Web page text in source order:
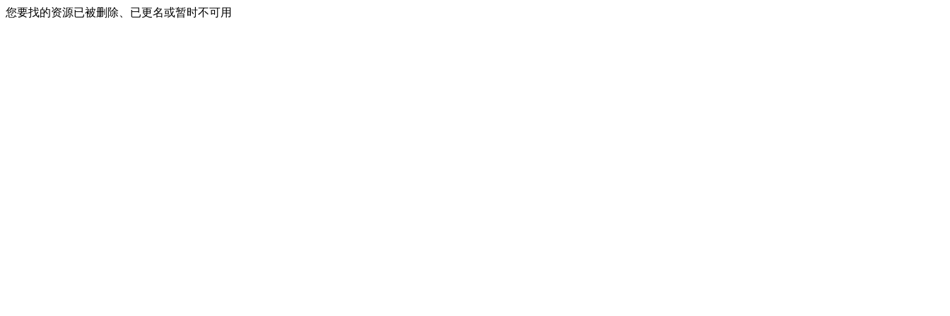
您要找的资源已被删除、已更名或暂时不可用